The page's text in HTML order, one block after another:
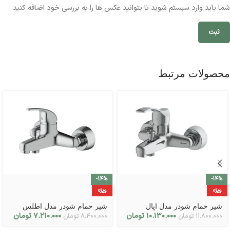
شما باید وارد سیستم شوید تا بتوانید عکس ها را به بررسی خود اضافه کنید.
محصولات مرتبط
-14%
ویژه
شیر حمام شودر مدل اپال
۱۱.۸۰۰.۰۰۰ تومان ۱۰.۱۳۰.۰۰۰تومان
-14%
ویژه
شیر حمام شودر مدل اطلس
۸.۴۰۰.۰۰۰ تومان ۷.۲۱۰.۰۰۰تومان